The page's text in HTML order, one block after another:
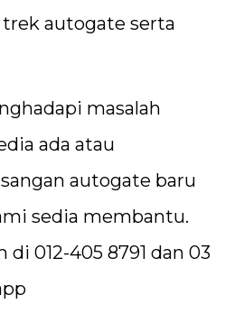
autogate serta
masalah
ada atau
autogate baru
sedia membantu.
012-405 8791 dan 03